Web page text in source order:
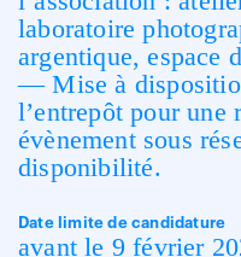
laboratoire
argentique, espace
— Mise à
l’entrepôt pour une
évènement sous
disponibilité.
Date limite de candidature
avant le 9 février